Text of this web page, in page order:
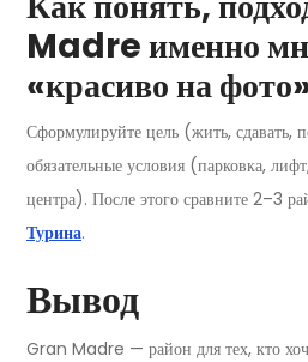
Madre именно
«красиво на
Сформулируйте цель (жить, сдавать,
обязательные условия (парковка,
центра). После этого сравните 2–3
Турина.
Вывод
Gran Madre — район для тех, кто